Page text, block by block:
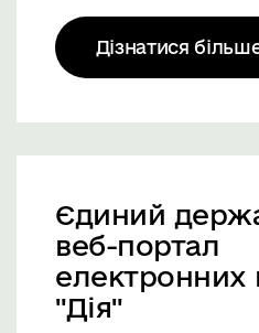
Дізнатися
Єдиний
веб-портал
електронних
"Дія"